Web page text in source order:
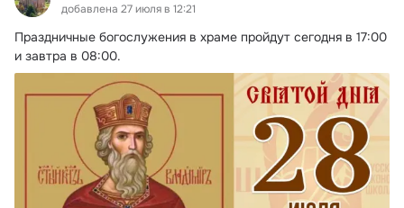
добавлена 27 июля в 12:21
Праздничные богослужения в храме пройдут сегодня в 17:00
и завтра в 08:00.